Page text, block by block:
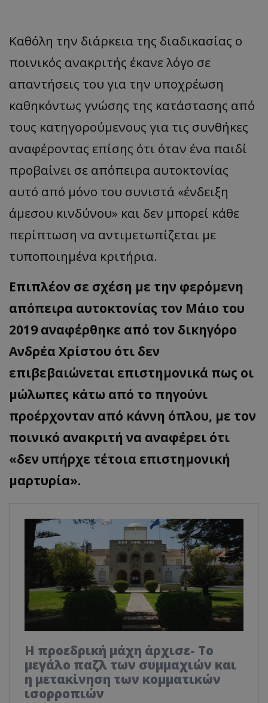
Καθόλη την διάρκεια της διαδικασίας ο
ποινικός ανακριτής έκανε λόγο σε
απαντήσεις του για την υποχρέωση
καθηκόντως γνώσης της κατάστασης από
τους κατηγορούμενους για τις συνθήκες
αναφέροντας επίσης ότι όταν ένα παιδί
προβαίνει σε απόπειρα αυτοκτονίας
αυτό από μόνο του συνιστά «ένδειξη
άμεσου κινδύνου» και δεν μπορεί κάθε
περίπτωση να αντιμετωπίζεται με
τυποποιημένα κριτήρια.
Επιπλέον σε σχέση με την φερόμενη
απόπειρα αυτοκτονίας τον Μάιο του
2019 αναφέρθηκε από τον δικηγόρο
Ανδρέα Χρίστου ότι δεν
επιβεβαιώνεται επιστημονικά πως οι
μώλωπες κάτω από το πηγούνι
προέρχονταν από κάννη όπλου, με τον
ποινικό ανακριτή να αναφέρει ότι
«δεν υπήρχε τέτοια επιστημονική
μαρτυρία».
Η προεδρική μάχη άρχισε- Το
μεγάλο παζλ των συμμαχιών και
η μετακίνηση των κομματικών
ισορροπιών